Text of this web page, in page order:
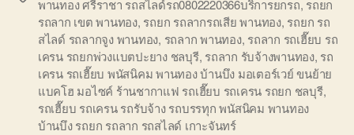
พานทอง ศรีราชา รถสไลด์รถ0802220366บริการยกรถ, รถยก
รถลาก เขต พานทอง, รถยก รถลากรถเสีย พานทอง, รถยก รถ
สไลด์ รถลากจูง พานทอง, รถลาก พานทอง, รถลาก รถเฮี๊ยบ รถ
เครน รถยกพ่วงแบตปะยาง ชลบุรี, รถลาก รับจ้างพานทอง, รถ
เครน รถเฮี๊ยบ พนัสนิคม พานทอง บ้านบึง มอเตอร์เวย์ ขนย้าย
แบคโฮ มอไซค์ ร้านชากาแฟ รถเฮี๊ยบ รถเครน รถยก ชลบุรี,
รถเฮี๊ยบ รถเครน รถรับจ้าง รถบรรทุก พนัสนิคม พานทอง
บ้านบึง รถยก รถลาก รถสไลด์ เกาะจันทร์